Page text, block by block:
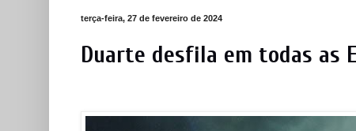
terça-feira, 27 de fevereiro de 2024
Duarte desfila em todas as